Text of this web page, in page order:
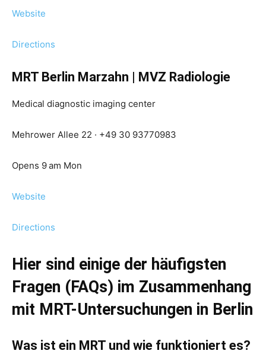
Website
Directions
MRT Berlin Marzahn | MVZ Radiologie
Medical diagnostic imaging center
Mehrower Allee 22 · +49 30 93770983
Opens 9 am Mon
Website
Directions
Hier sind einige der häufigsten
Fragen (FAQs) im Zusammenhang
mit MRT-Untersuchungen in Berlin
Was ist ein MRT und wie funktioniert es?